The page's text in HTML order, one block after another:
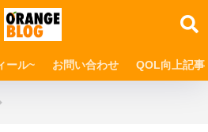
ール~ お問い合わせ QOL向上記事